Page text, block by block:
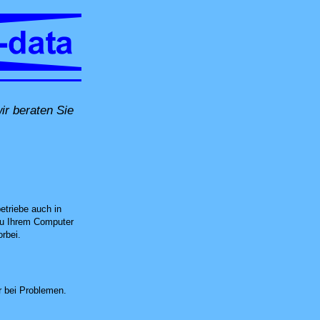
beraten Sie
in Schlieren, per Fernwartung oder in unserer Computer-Werkstatt in
auch in
Ihrem Computer
Problemen.